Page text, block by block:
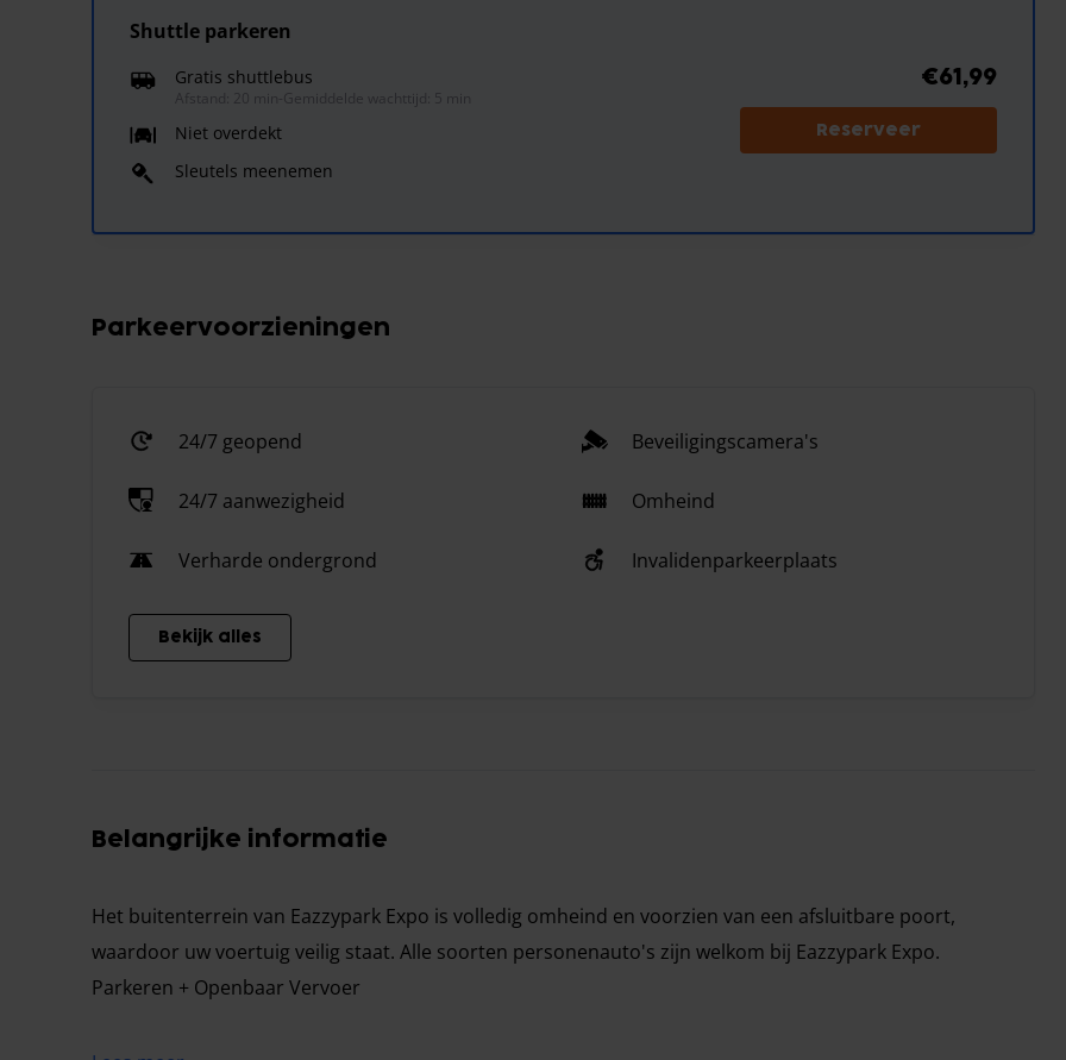
Shuttle parkeren
Gratis shuttlebus
Afstand: 20 min Gemiddelde wachttijd: 5 min
Niet overdekt
Sleutels meenemen
€61,99
Reserveer
Parkeervoorzieningen
24/7 geopend Beveiligingscamera's
24/7 aanwezigheid Omheind
Verharde ondergrond Invalidenparkeerplaats
Bekijk alles
Belangrijke informatie
Het buitenterrein van Eazzypark Expo is volledig omheind en voorzien van een afsluitbare poort,
waardoor uw voertuig veilig staat. Alle soorten personenauto's zijn welkom bij Eazzypark Expo.
Parkeren + Openbaar Vervoer